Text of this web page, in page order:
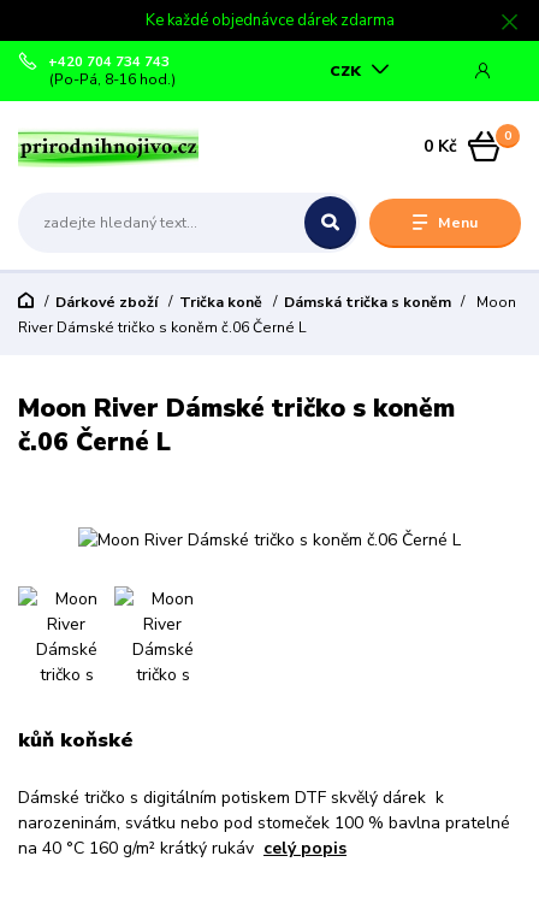
Ke každé objednávce dárek zdarma
Menu
CZK
+420 704 734 743
(Po-Pá, 8-16 hod.)
0
0 Kč
Dárkové zboží Trička koně Dámská trička s koněm
Moon
River Dámské tričko s koněm č.06 Černé L
Moon River Dámské tričko s koněm
č.06 Černé L
kůň koňské
Dámské tričko s digitálním potiskem DTF skvělý dárek k
narozeninám, svátku nebo pod stomeček 100 % bavlna pratelné
na 40 °C 160 g/m² krátký rukáv celý popis